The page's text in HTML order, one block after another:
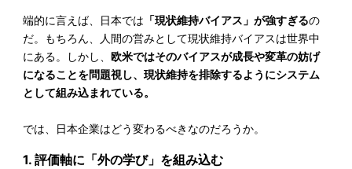
端的に言えば、日本では 「現状維持バイアス」が強すぎるの
だ。もちろん、人間の営みとして現状維持バイアスは世界中
にある。しかし、 欧米ではそのバイアスが成長や変革の妨げ
になることを問題視し、現状維持を排除するようにシステム
として組み込まれている。
では、日本企業はどう変わるべきなのだろうか。
1. 評価軸に「外の学び」を組み込む